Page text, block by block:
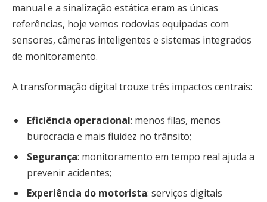
manual e a sinalização estática eram as únicas
referências, hoje vemos rodovias equipadas com
sensores, câmeras inteligentes e sistemas integrados
de monitoramento.
A transformação digital trouxe três impactos centrais:
Eficiência operacional: menos filas, menos
burocracia e mais fluidez no trânsito;
Segurança: monitoramento em tempo real ajuda a
prevenir acidentes;
Experiência do motorista: serviços digitais